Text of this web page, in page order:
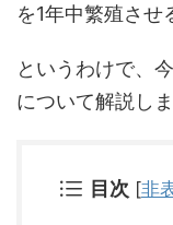
を1年中繁殖させ
というわけで、
について解説しま
目次 [非